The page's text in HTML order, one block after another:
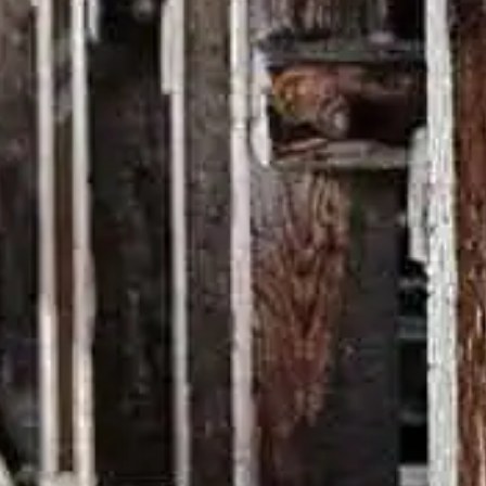
ーキー
8年